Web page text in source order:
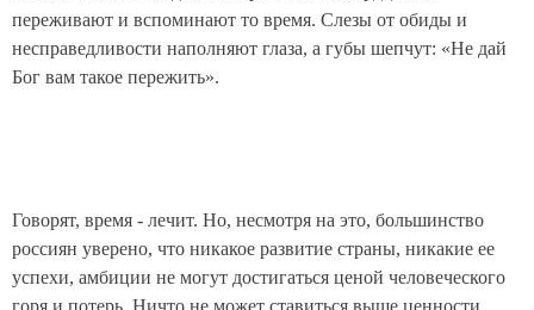
переживают и вспоминают то время. Слезы от обиды и
несправедливости наполняют глаза, а губы шепчут: «Не дай
Бог вам такое пережить».
Говорят, время - лечит. Но, несмотря на это, большинство
россиян уверено, что никакое развитие страны, никакие ее
успехи, амбиции не могут достигаться ценой человеческого
горя и потерь. Ничто не может ставиться выше ценности